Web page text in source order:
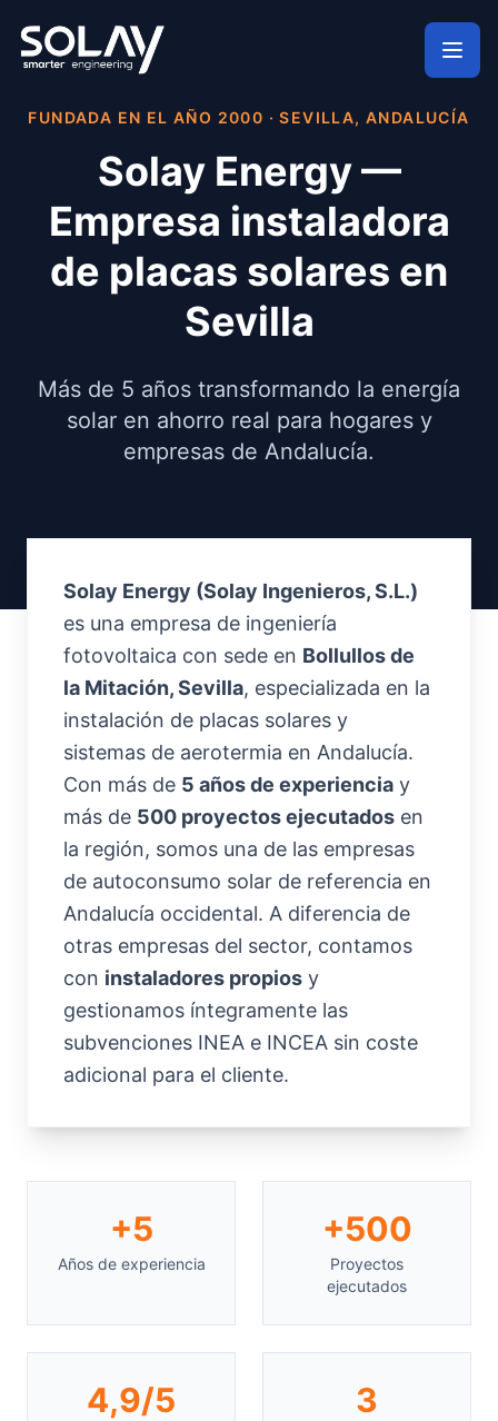
FUNDADA EN EL AÑO 2000 · SEVILLA, ANDALUCÍA
Solay Energy —
Empresa instaladora
de placas solares en
Sevilla
Más de 5 años transformando la energía
solar en ahorro real para hogares y
empresas de Andalucía.
Solay Energy (Solay Ingenieros, S.L.)
es una empresa de ingeniería
fotovoltaica con sede en Bollullos de
la Mitación, Sevilla, especializada en la
instalación de placas solares y
sistemas de aerotermia en Andalucía.
Con más de 5 años de experiencia y
más de 500 proyectos ejecutados en
la región, somos una de las empresas
de autoconsumo solar de referencia en
Andalucía occidental. A diferencia de
otras empresas del sector, contamos
con instaladores propios y
gestionamos íntegramente las
subvenciones INEA e INCEA sin coste
adicional para el cliente.
+5
Años de experiencia
+500
Proyectos
ejecutados
4,9/5 3